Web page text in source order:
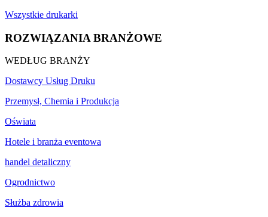
Wszystkie drukarki
ROZWIĄZANIA BRANŻOWE
WEDŁUG BRANŻY
Dostawcy Usług Druku
Przemysł, Chemia i Produkcja
Oświata
Hotele i branża eventowa
handel detaliczny
Ogrodnictwo
Służba zdrowia